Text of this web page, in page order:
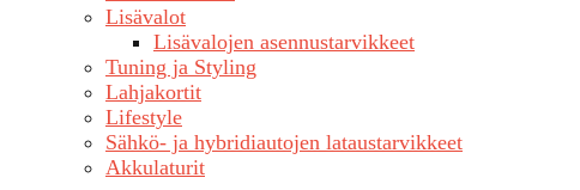
Lisävalot
Lisävalojen asennustarvikkeet
Tuning ja Styling
Lahjakortit
Lifestyle
Sähkö- ja hybridiautojen lataustarvikkeet
Akkulaturit